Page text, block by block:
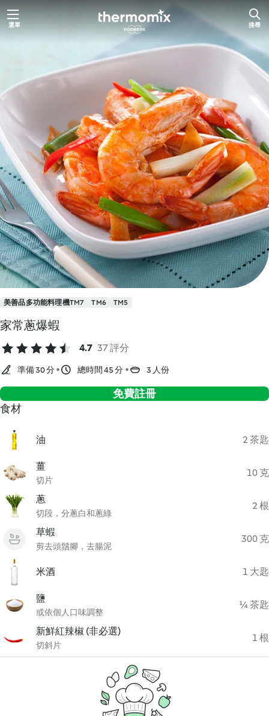
跳選單 搜尋
美善品多功能料理機TM7 TM6 TM5
家常蔥爆蝦
4.7 37 評分
準備 30 分 總時間 45 分 3 人份
免費註冊
食材
油 2 茶匙
薑
切片
10 克
蔥
切段，分蔥白和蔥綠
2 根
草蝦
剪去頭鬚腳，去腸泥
300 克
米酒 1 大匙
鹽
或依個人口味調整
¼ 茶匙
新鮮紅辣椒 (非必選)
切斜片
1 根